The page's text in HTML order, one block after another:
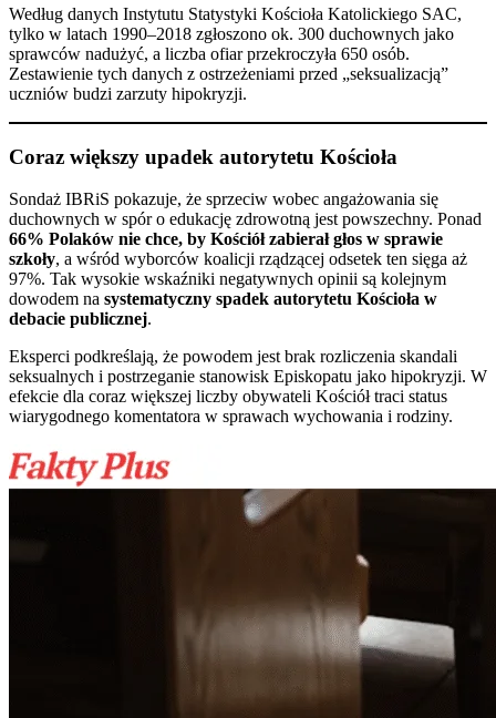
Według danych Instytutu Statystyki Kościoła Katolickiego SAC,
tylko w latach 1990–2018 zgłoszono ok. 300 duchownych jako
sprawców nadużyć, a liczba ofiar przekroczyła 650 osób.
Zestawienie tych danych z ostrzeżeniami przed „seksualizacją”
uczniów budzi zarzuty hipokryzji.
Coraz większy upadek autorytetu Kościoła
Sondaż IBRiS pokazuje, że sprzeciw wobec angażowania się
duchownych w spór o edukację zdrowotną jest powszechny. Ponad
66% Polaków nie chce, by Kościół zabierał głos w sprawie
szkoły, a wśród wyborców koalicji rządzącej odsetek ten sięga aż
97%. Tak wysokie wskaźniki negatywnych opinii są kolejnym
dowodem na systematyczny spadek autorytetu Kościoła w
debacie publicznej.
Eksperci podkreślają, że powodem jest brak rozliczenia skandali
seksualnych i postrzeganie stanowisk Episkopatu jako hipokryzji. W
efekcie dla coraz większej liczby obywateli Kościół traci status
wiarygodnego komentatora w sprawach wychowania i rodziny.